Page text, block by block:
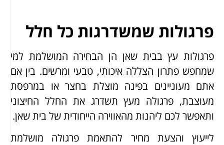
פרגולות שמשדרגות כל חלל
פרגולות עץ בבית שאן הן הבחירה המושלמת למי
שמחפש פתרון הצללה איכותי, טבעי ומרשים. בין אם
אתם מעוניינים בפינה מוצלת בחצר או במרפסת
מעוצבת, פרגולה מעץ תשדרג את החלל החיצוני
ותאפשר לכם ליהנות מהאווירה הייחודית של בית שאן.
לייעוץ והצעת מחיר להתאמת פרגולה מושלמת